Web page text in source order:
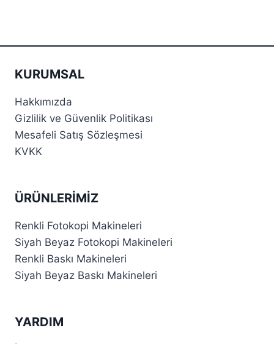
KURUMSAL
Hakkımızda
Gizlilik ve Güvenlik Politikası
Mesafeli Satış Sözleşmesi
KVKK
ÜRÜNLERIMIZ
Renkli Fotokopi Makineleri
Siyah Beyaz Fotokopi Makineleri
Renkli Baskı Makineleri
Siyah Beyaz Baskı Makineleri
YARDIM